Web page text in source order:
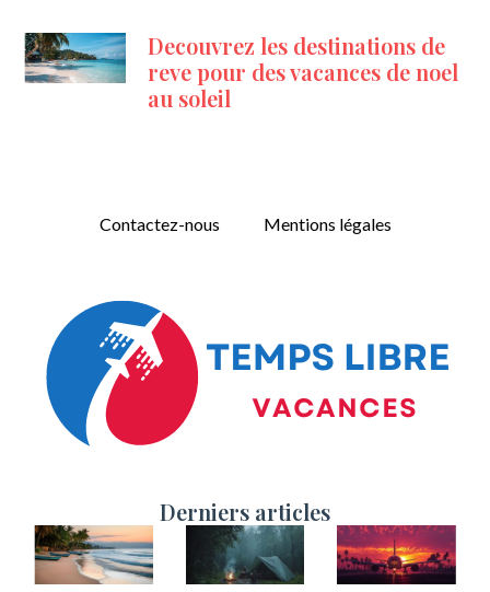
Decouvrez les destinations de
reve pour des vacances de noel
au soleil
Contactez-nous Mentions légales
Derniers articles